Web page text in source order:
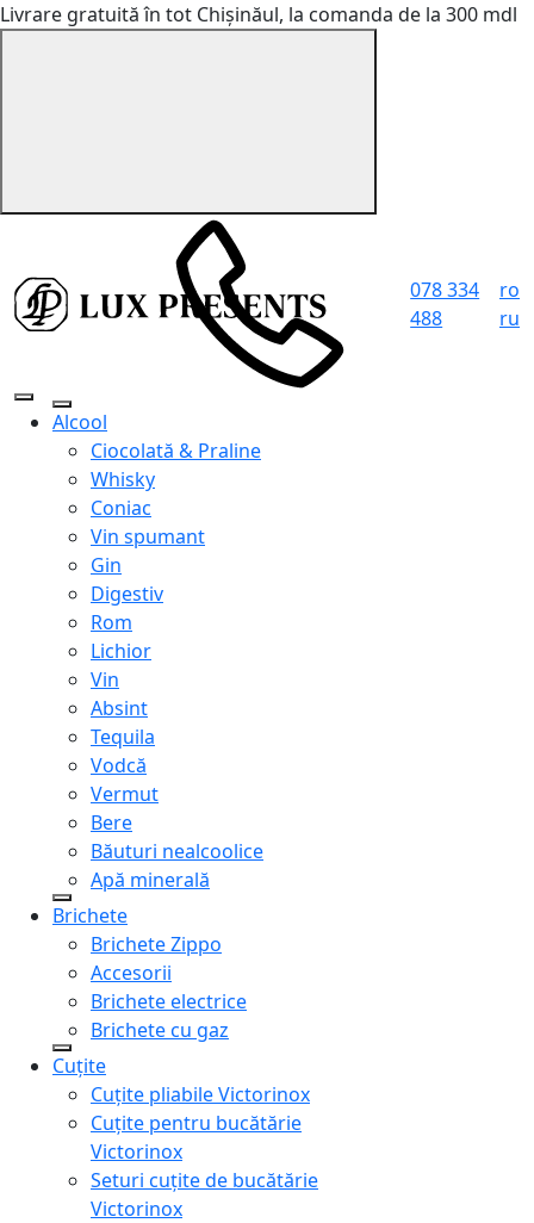
Livrare gratuită în tot Chișinăul, la comanda de la 300 mdl
078 334
488
ro
ru
Alcool
Ciocolată & Praline
Whisky
Coniac
Vin spumant
Gin
Digestiv
Rom
Lichior
Vin
Absint
Tequila
Vodcă
Vermut
Bere
Băuturi nealcoolice
Apă minerală
Brichete
Brichete Zippo
Accesorii
Brichete electrice
Brichete cu gaz
Cuțite
Cuțite pliabile Victorinox
Cuțite pentru bucătărie
Victorinox
Seturi cuțite de bucătărie
Victorinox